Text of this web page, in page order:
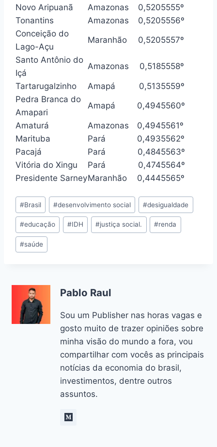
Novo Aripuanã Amazonas 0,5205555º
Tonantins
Amazonas 0,5205556º
Conceição do
Lago-Açu
Maranhão 0,5205557º
Santo Antônio do
Içá
Amazonas 0,5185558º
Tartarugalzinho Amapá 0,5135559º
Pedra Branca do
Amapari
Amapá 0,4945560º
Amaturá Amazonas 0,4945561º
Marituba
Pará 0,4935562º
Pacajá
Pará 0,4845563º
Vitória do Xingu
Pará 0,4745564º
Presidente SarneyMaranhão 0,4445565º
Tags
do
Post:
#Brasil #desenvolvimento social #desigualdade
#educação #IDH #justiça social. #renda
#saúde
Pablo Raul
Sou um Publisher nas horas vagas e
gosto muito de trazer opiniões sobre
minha visão do mundo a fora, vou
compartilhar com vocês as principais
notícias da economia do brasil,
investimentos, dentre outros
assuntos.